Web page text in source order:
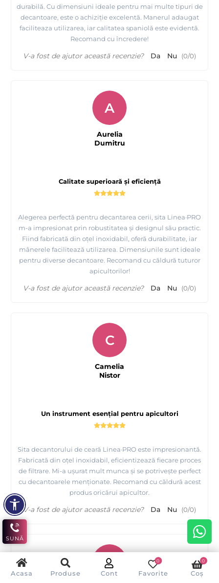
Acasa Produse Cont Favorite
0
Coș
0
durabilă. Cu dimensiuni ideale pentru mai multe tipuri de
decantoare, este o achiziție excelentă. Manerul adaugat
faciliteaza utilizarea, iar calitatea spaniolă este evidentă.
Recomand cu încredere!
V-a fost de ajutor această recenzie? Da Nu (0/0)
Calitate superioară și eficiență
Alegerea perfectă pentru decantarea cerii, sita Linea·PRO
m-a impresionat prin robustitatea și designul său practic.
Fiind fabricată din oțel inoxidabil, oferă durabilitate, iar
mânerele facilitează utilizarea. Dimensiunile sunt ideale
pentru diverse decantoare. Recomand cu căldură tuturor
apicultorilor!
A
Aurelia
Dumitru
V-a fost de ajutor această recenzie? Da Nu (0/0)
Un instrument esențial pentru apicultori
Sita decantorului de ceară Linea·PRO este impresionantă.
Fabricată din oțel inoxidabil, eficientizează fiecare proces
de filtrare. Mi-a ușurat mult munca și se potrivește perfect
cu decantoarele menționate. Recomand cu căldură acest
produs oricărui apicultor.
C
Camelia
Nistor
V-a fost de ajutor această recenzie? Da Nu (0/0)
R
SUNĂ